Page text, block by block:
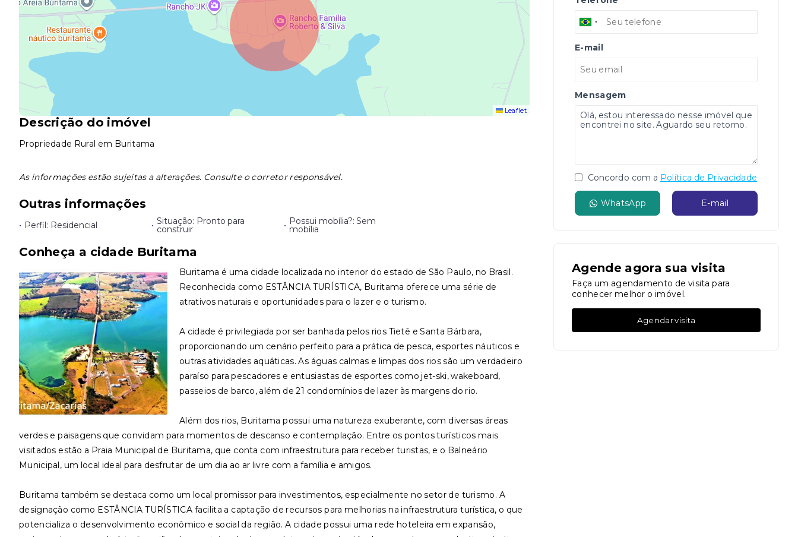
Leaflet
Descrição do imóvel
Propriedade Rural em Buritama
As informações estão sujeitas a alterações. Consulte o corretor responsável.
Outras informações
• Perfil: Residencial • Situação: Pronto para
construir • Possui mobília?: Sem
mobília
Conheça a cidade Buritama
Buritama é uma cidade localizada no interior do estado de São Paulo, no Brasil.
Reconhecida como ESTÂNCIA TURÍSTICA, Buritama oferece uma série de
atrativos naturais e oportunidades para o lazer e o turismo.
A cidade é privilegiada por ser banhada pelos rios Tietê e Santa Bárbara,
proporcionando um cenário perfeito para a prática de pesca, esportes náuticos e
outras atividades aquáticas. As águas calmas e limpas dos rios são um verdadeiro
paraíso para pescadores e entusiastas de esportes como jet-ski, wakeboard,
passeios de barco, além de 21 condomínios de lazer às margens do rio.
Além dos rios, Buritama possui uma natureza exuberante, com diversas áreas
verdes e paisagens que convidam para momentos de descanso e contemplação. Entre os pontos turísticos mais
visitados estão a Praia Municipal de Buritama, que conta com infraestrutura para receber turistas, e o Balneário
Municipal, um local ideal para desfrutar de um dia ao ar livre com a família e amigos.
Buritama também se destaca como um local promissor para investimentos, especialmente no setor de turismo. A
designação como ESTÂNCIA TURÍSTICA facilita a captação de recursos para melhorias na infraestrutura turística, o que
potencializa o desenvolvimento econômico e social da região. A cidade possui uma rede hoteleira em expansão,
E-mail
Mensagem
Concordo com a Política de Privacidade
WhatsApp E-mail
Agende agora sua visita
Faça um agendamento de visita para
conhecer melhor o imóvel.
Agendar visita